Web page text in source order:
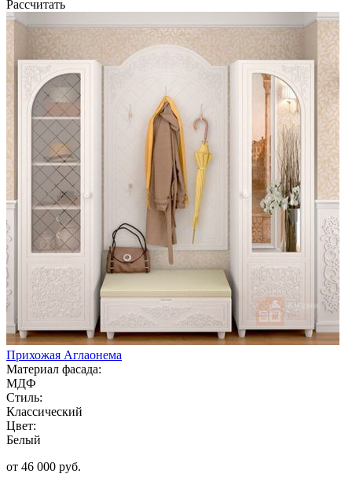
Рассчитать
Прихожая Аглаонема
Материал фасада:
МДФ
Стиль:
Классический
Цвет:
Белый
от 46 000 руб.